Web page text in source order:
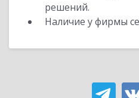
решений.
Наличие у фирмы